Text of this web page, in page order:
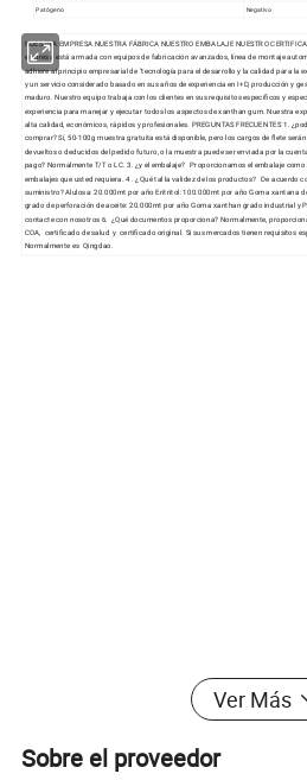
Patógeno Negativo
NUESTRA EMPRESA NUESTRA FÁBRICA NUESTRO EMBALAJE NUESTRO
empresa está armada con equipos de fabricación avanzados, línea de montaje
adhiere al principio empresarial de "tecnología para el desarrollo y la calidad para la
y un servicio considerado basado en sus años de experiencia en I+D, producción y
maduro. Nuestro equipo trabaja con los clientes en sus requisitos específicos y
experiencia para manejar y ejecutar todos los aspectos de xanthan gum. Nuestra
alta calidad, económicos, rápidos y profesionales. PREGUNTAS FRECUENTES 1.
comprar? Sí, 50-100g muestra gratuita está disponible, pero los cargos de flete
devueltos o deducidos del pedido futuro, o la muestra puede ser enviada por la
pago? Normalmente T/T o LC. 3. ¿y el embalaje? Proporcionamos el embalaje
embalajes que usted requiera. 4 . ¿Qué tal la validez de los productos? De acuerdo
suministro? Alulosa: 20.000mt por año Eritritol: 100.000mt por año Goma xantana
grado de perforación de aceite: 20.000mt por año Goma xanthan grado industrial y
contacte con nosotros 6. ¿Qué documentos proporciona? Normalmente,
COA, certificado de salud y certificado original. Si sus mercados tienen requisitos
Normalmente es Qingdao.
Ver Más
Sobre el proveedor